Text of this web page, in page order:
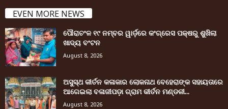
EVEN MORE NEWS
ପୌରାଚଂଳ ୧୯ ନମ୍ବର ୱାର୍ଡ଼ରେ କଂଗ୍ରେସ ପକ୍ଷରୁ ଶୁଖିଲା
ଖାଦ୍ୟ ବଂଟନ
August 8, 2026
ଅସୁସ୍ଥ କୀର୍ତନ କଳାକାର ଲୋକନାଥ ବେହେରାଙ୍କ ସହାୟତାରେ
ଆଗେଇଲା ବଳାଜୀପଡ଼ା ଗ୍ରାମ କୀର୍ତନ ମଣ୍ଡଳୀ...
August 8, 2026